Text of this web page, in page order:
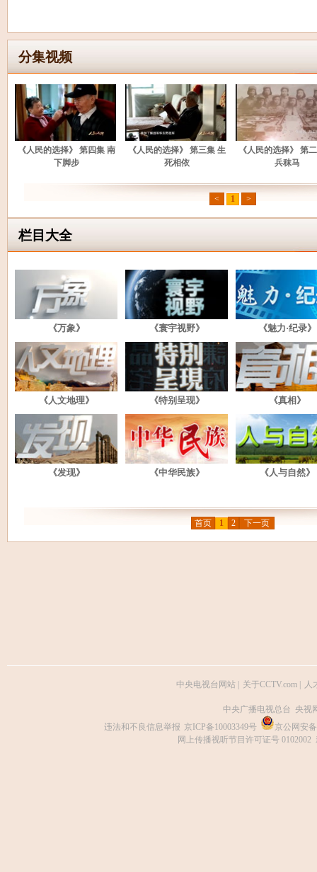
分集视频
《人民的选择》 第四集 南
下脚步
《人民的选择》 第三集 生
死相依
《人民的选择》 第
兵秣马
< 1 >
栏目大全
《万象》 《寰宇视野》 《魅力·纪录》
《人文地理》 《特别呈现》 《真相》
《发现》 《中华民族》 《人与自然》
首页 1 2 下一页
中央电视台网站 关于CCTV.com 人
中央广播电视总台 央视
违法和不良信息举报 京ICP备10003349号
京公网安
网上传播视听节目许可证号 0102002